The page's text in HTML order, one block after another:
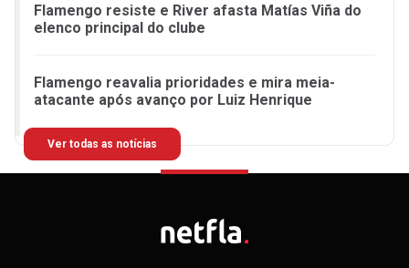
Flamengo resiste e River afasta Matías Viña do
elenco principal do clube
Flamengo reavalia prioridades e mira meia-
atacante após avanço por Luiz Henrique
Ver todas as notícias